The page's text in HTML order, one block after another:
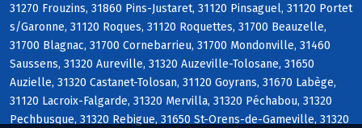
31270 Frouzins, 31860 Pins-Justaret, 31120 Pinsaguel, 31120 Portet
s/Garonne, 31120 Roques, 31120 Roquettes, 31700 Beauzelle,
31700 Blagnac, 31700 Cornebarrieu, 31700 Mondonville, 31460
Saussens, 31320 Aureville, 31320 Auzeville-Tolosane, 31650
Auzielle, 31320 Castanet-Tolosan, 31120 Goyrans, 31670 Labège,
31120 Lacroix-Falgarde, 31320 Mervilla, 31320 Péchabou, 31320
Pechbusque, 31320 Rebigue, 31650 St-Orens-de-Gameville, 31320